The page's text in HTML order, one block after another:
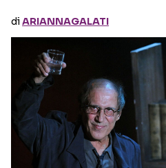
Seguici
diARIANNAGALATI